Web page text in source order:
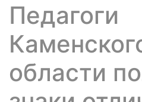
Педагоги
области